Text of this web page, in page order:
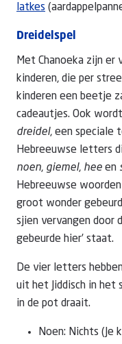
latkes
Dreidelspel
Met Chanoeka zijn er
kinderen, die per
kinderen een beetje
cadeautjes. Ook
dreidel, een speciale
Hebreeuwse letters
noen, giemel, hee en
Hebreeuwse woorden
groot wonder
sjien vervangen door
gebeurde hier’ staat.
De vier letters
uit het Jiddisch in het
in de pot draait.
Noen: Nichts (Je